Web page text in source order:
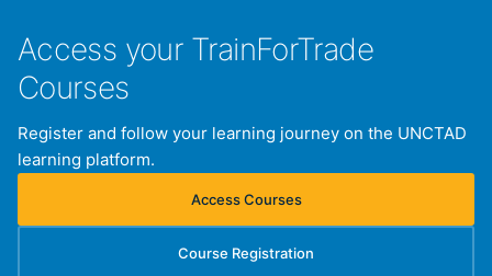
Access your TrainForTrade
Courses
Register and follow your learning journey on the UNCTAD
learning platform.
Access Courses
(opens in new tab)
Course Registration
(opens in new tab)